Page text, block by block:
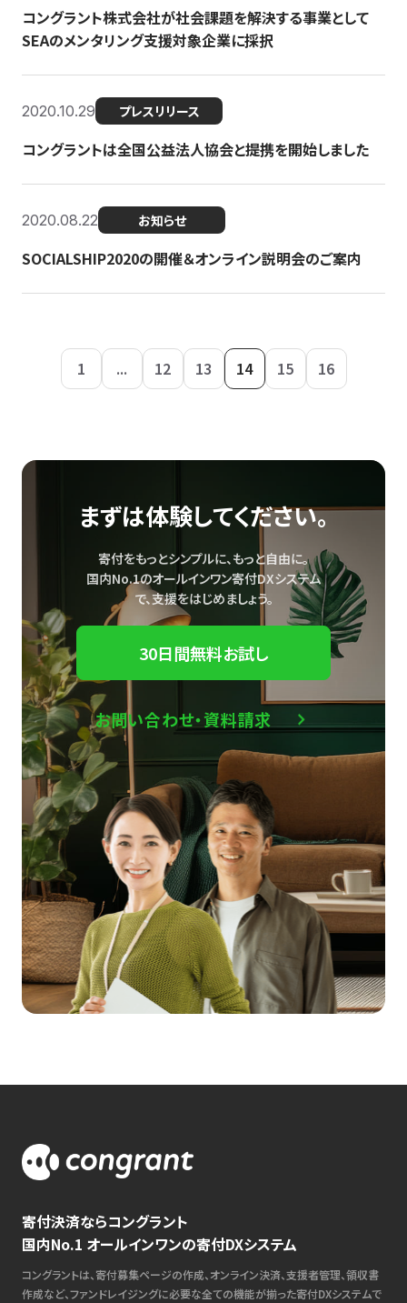
コングラント株式会社が社会課題を解決する事業として
SEAのメンタリング支援対象企業に採択
2020.10.29 プレスリリース
コングラントは全国公益法人協会と提携を開始しました
2020.08.22 お知らせ
SOCIALSHIP2020の開催＆オンライン説明会のご案内
1 ... 12 13 14 15 16
まずは体験してください。
寄付をもっとシンプルに、もっと自由に。
国内No.1のオールインワン寄付DXシステム
で、支援をはじめましょう。
30日間無料お試し
お問い合わせ・資料請求
寄付決済ならコングラント
国内No.1 オールインワンの寄付DXシステム
コングラントは、寄付募集ページの作成、オンライン決済、支援者管理、領収書
作成など、ファンドレイジングに必要な全ての機能が揃った寄付DXシステムで